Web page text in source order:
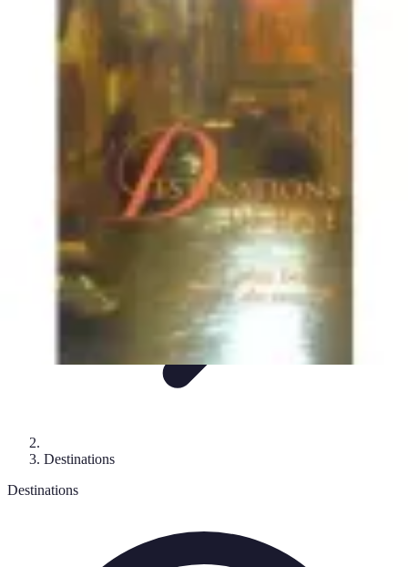
Guide Pays
Culture & Coutumes
Destinations
Destinations
Destinations